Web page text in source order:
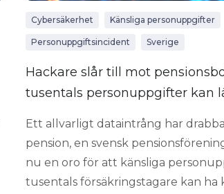
Cybersäkerhet Känsliga personuppgifter
Personuppgiftsincident Sverige
Hackare slår till mot
tusentals personuppgifter kan
Ett allvarligt dataintrång har
pension, en svensk
nu en oro för att känsliga
tusentals försäkringstagare kan ha